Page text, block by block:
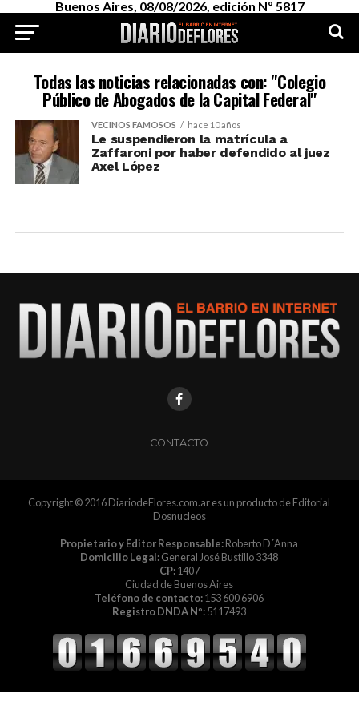
Buenos Aires, 08/08/2026, edición Nº 5817
Todas las noticias relacionadas con: "Colegio
Público de Abogados de la Capital Federal"
VECINOS FAMOSOS hace 10 años
Le suspendieron la matrícula a
Zaffaroni por haber defendido al juez
Axel López
CONTACTO
Copyright © 2016 DiariodeFlores.com.ar es un producto de Editorial
Dosnucleos
Propietario y Editor Responsable:Roberto D´Anna
Domicilio Legal:General José Bustillo 3348
CP:1407
Ciudad de Buenos Aires
Teléfono de contacto:153 600 6906
Registro DNDA Nº:5117493